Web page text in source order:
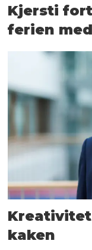
Kjersti
ferien
kaken